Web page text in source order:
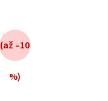
(až –10
%)